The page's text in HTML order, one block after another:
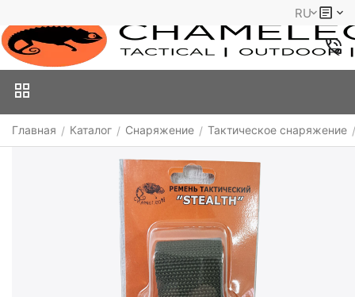
RU
Главная / Каталог / Снаряжение / Тактическое снаряжение /